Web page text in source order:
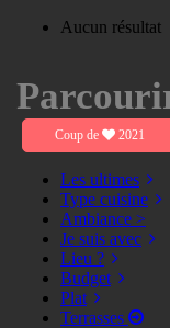
Aucun résultat
Coup de 2021
Les ultimes
Type cuisine
Ambiance >
Je suis avec
Lieu ?
Budget
Plat
Terrasses